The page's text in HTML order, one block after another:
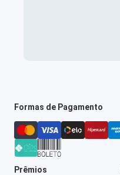
Formas de Pagamento
Prêmios